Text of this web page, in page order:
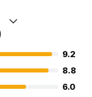
9.2
8.8
6.0